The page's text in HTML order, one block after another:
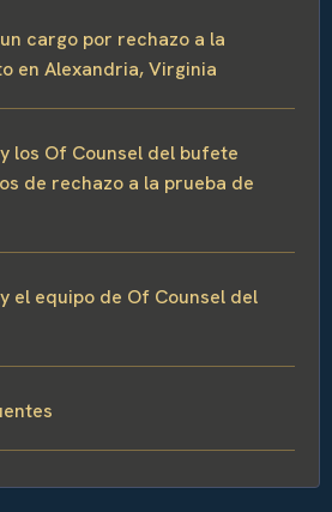
cargo por rechazo a la
en Alexandria, Virginia
los Of Counsel del bufete
de rechazo a la prueba de
el equipo de Of Counsel del